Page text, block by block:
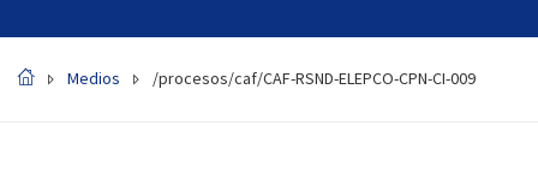
Medios /procesos/caf/CAF-RSND-ELEPCO-CPN-CI-009